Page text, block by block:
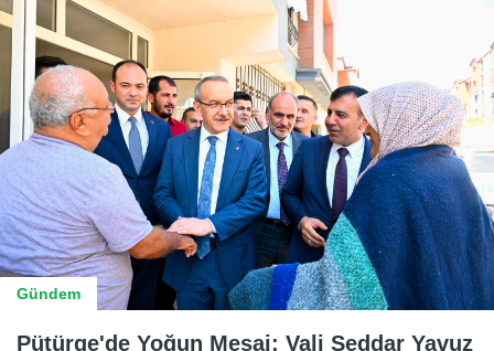
Gündem
Pütürge'de Yoğun Mesai: Vali Seddar Yavuz